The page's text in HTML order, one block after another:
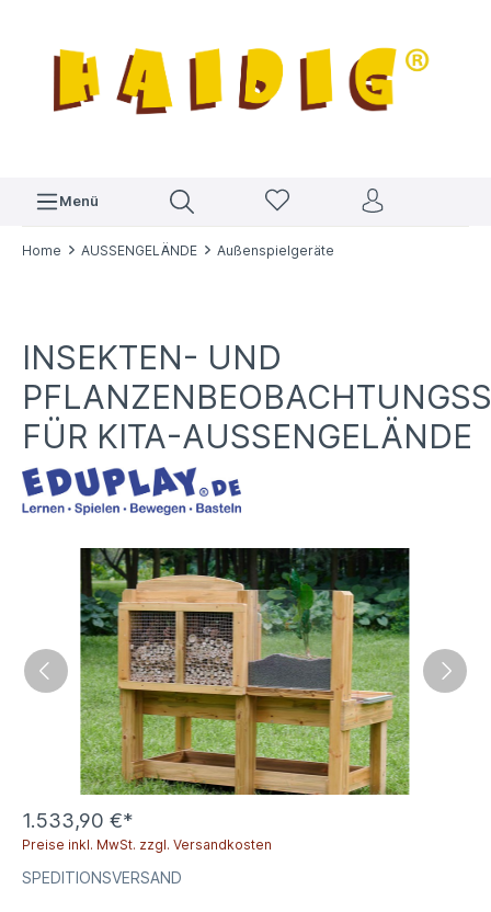
Menü
Home AUSSENGELÄNDE Außenspielgeräte
INSEKTEN- UND
FÜR KITA-AUSSENGELÄNDE
1.533,90 €*
Preise inkl. MwSt. zzgl. Versandkosten
SPEDITIONSVERSAND